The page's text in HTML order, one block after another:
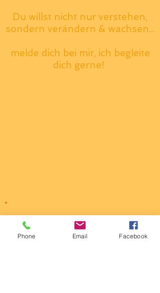
Du willst nicht nur verstehen,
sondern verändern & wachsen...
melde dich bei mir, ich begleite
dich gerne!
Phone Email Facebook